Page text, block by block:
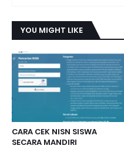
YOU MIGHT LIKE
CARA CEK NISN SISWA
SECARA MANDIRI